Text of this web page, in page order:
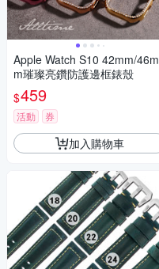
Apple Watch S10 42mm/46m
m璀璨亮鑽防護邊框錶殼
$459
活動 券
加入購物車